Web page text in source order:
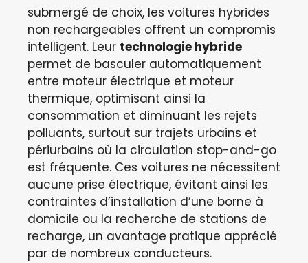
submergé de choix, les voitures hybrides
non rechargeables offrent un compromis
intelligent. Leur technologie hybride
permet de basculer automatiquement
entre moteur électrique et moteur
thermique, optimisant ainsi la
consommation et diminuant les rejets
polluants, surtout sur trajets urbains et
périurbains où la circulation stop-and-go
est fréquente. Ces voitures ne nécessitent
aucune prise électrique, évitant ainsi les
contraintes d’installation d’une borne à
domicile ou la recherche de stations de
recharge, un avantage pratique apprécié
par de nombreux conducteurs.